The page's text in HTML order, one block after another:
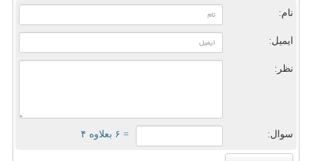
نام:
ایمیل:
نظر:
سوال: = ۶ بعلاوه ۴